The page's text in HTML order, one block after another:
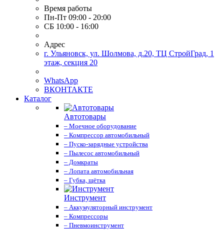
Время работы
Пн-Пт 09:00 - 20:00
СБ 10:00 - 16:00
Адрес
г. Ульяновск, ул. Шолмова, д.20, ТЦ СтройГрад, 1
этаж, секция 20
WhatsApp
ВКОНТАКТЕ
Каталог
Автотовары
– Моечное оборудование
– Компрессор автомобильный
– Пуско-зарядные устройства
– Пылесос автомобильный
– Домкраты
– Лопата автомобильная
– Губка, щётка
Инструмент
– Аккумуляторный инструмент
– Компрессоры
– Пневмоинструмент